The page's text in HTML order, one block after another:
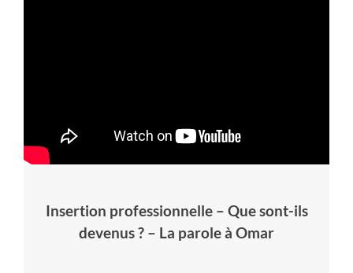
Insertion professionnelle – Que sont-ils
devenus ? – La parole à Omar